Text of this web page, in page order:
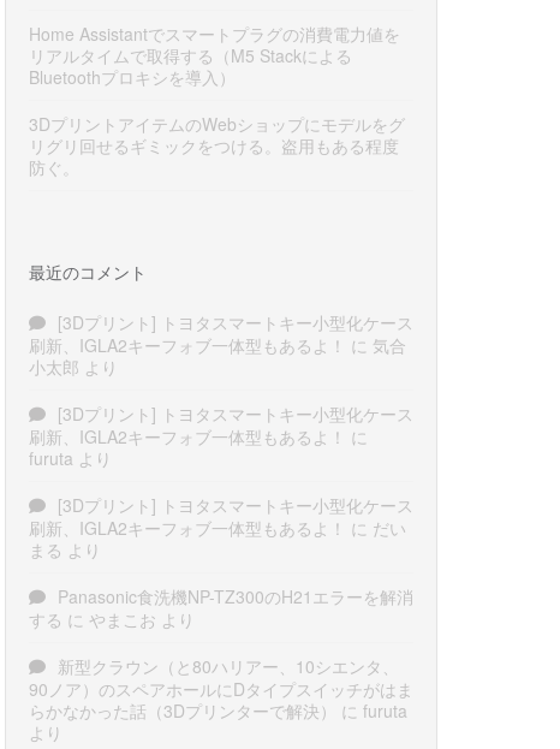
Home Assistantでスマートプラグの消費電力値を
リアルタイムで取得する（M5 Stackによる
Bluetoothプロキシを導入）
3DプリントアイテムのWebショップにモデルをグ
リグリ回せるギミックをつける。盗用もある程度
防ぐ。
最近のコメント
[3Dプリント] トヨタスマートキー小型化ケース
刷新、IGLA2キーフォブ一体型もあるよ！ に 気合
小太郎 より
[3Dプリント] トヨタスマートキー小型化ケース
刷新、IGLA2キーフォブ一体型もあるよ！ に
furuta より
[3Dプリント] トヨタスマートキー小型化ケース
刷新、IGLA2キーフォブ一体型もあるよ！ に だい
まる より
Panasonic食洗機NP-TZ300のH21エラーを解消
する に やまこお より
新型クラウン（と80ハリアー、10シエンタ、
90ノア）のスペアホールにDタイプスイッチがはま
らかなかった話（3Dプリンターで解決）
に furuta
より